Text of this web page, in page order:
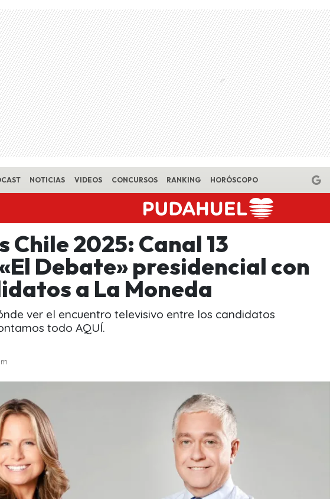
NOTICIAS VIDEOS CONCURSOS RANKING HORÓSCOPO
Chile 2025: Canal 13
Debate» presidencial con
a La Moneda
ver el encuentro televisivo entre los candidatos
todo AQUÍ.